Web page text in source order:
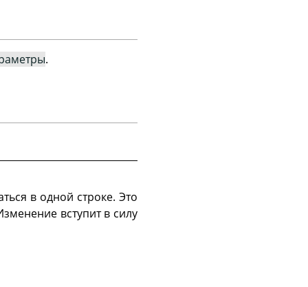
.
в одной строке. Это
вступит в силу